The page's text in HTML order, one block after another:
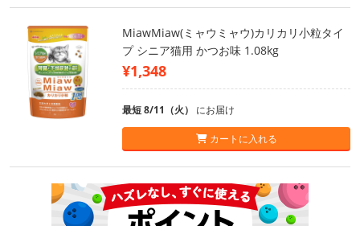
MiawMiaw(ミャウミャウ)カリカリ小粒タイ
プ シニア猫用 かつお味 1.08kg
¥1,348
最短 8/11（火） にお届け
カートに入れる